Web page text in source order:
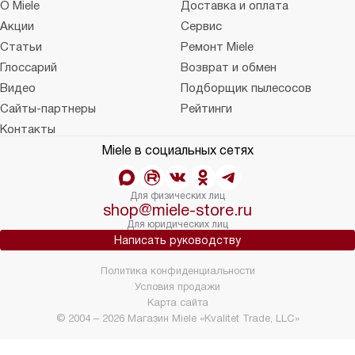
О Miele
Доставка и оплата
Акции
Сервис
Статьи
Ремонт Miele
Глоссарий
Возврат и обмен
Видео
Подборщик пылесосов
Сайты-партнеры
Рейтинги
Контакты
Miele в социальных сетях
Для физических лиц
shop@miele-store.ru
Для юридических лиц
Написать руководству
© 2004 – 2026 Магазин Miele «Kvalitet Trade, LLC»
Политика конфиденциальности
Условия продажи
Карта сайта